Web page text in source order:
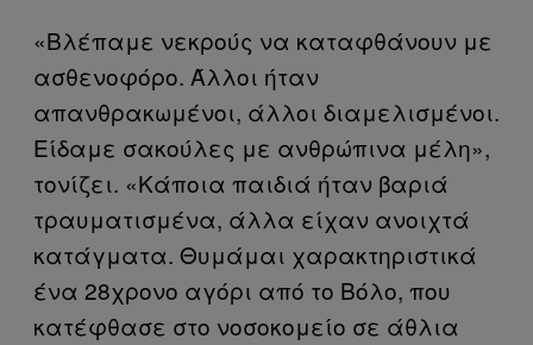
«Βλέπαμε νεκρούς να καταφθάνουν με
ασθενοφόρο. Άλλοι ήταν
απανθρακωμένοι, άλλοι διαμελισμένοι.
Είδαμε σακούλες με ανθρώπινα μέλη»,
τονίζει. «Κάποια παιδιά ήταν βαριά
τραυματισμένα, άλλα είχαν ανοιχτά
κατάγματα. Θυμάμαι χαρακτηριστικά
ένα 28χρονο αγόρι από το Βόλο, που
κατέφθασε στο νοσοκομείο σε άθλια